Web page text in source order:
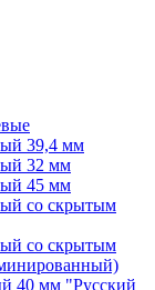
39,4 мм
32 мм
45 мм
со скрытым
со скрытым
40 мм "Русский